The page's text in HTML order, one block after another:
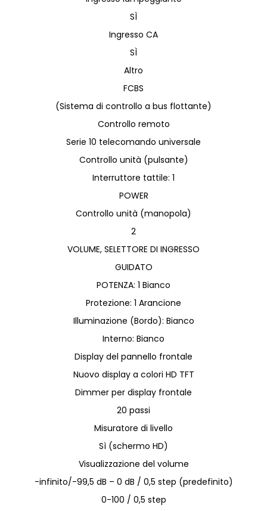
SÌ
Ingresso CA
SÌ
Altro
FCBS
(Sistema di controllo a bus flottante)
Controllo remoto
Serie 10 telecomando universale
Controllo unità (pulsante)
Interruttore tattile: 1
POWER
Controllo unità (manopola)
2
VOLUME, SELETTORE DI INGRESSO
GUIDATO
POTENZA: 1 Bianco
Protezione: 1 Arancione
Illuminazione (Bordo): Bianco
Interno: Bianco
Display del pannello frontale
Nuovo display a colori HD TFT
Dimmer per display frontale
20 passi
Misuratore di livello
Sì (schermo HD)
Visualizzazione del volume
-infinito/-99,5 dB – 0 dB / 0,5 step (predefinito)
0-100 / 0,5 step